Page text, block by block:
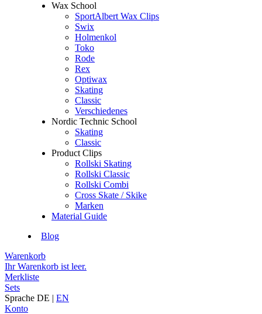
Wax School
SportAlbert Wax Clips
Swix
Holmenkol
Toko
Rode
Rex
Optiwax
Skating
Classic
Verschiedenes
Nordic Technic School
Skating
Classic
Product Clips
Rollski Skating
Rollski Classic
Rollski Combi
Cross Skate / Skike
Marken
Material Guide
Blog
Warenkorb
Ihr Warenkorb ist leer.
Merkliste
Sets
Sprache DE | EN
Konto